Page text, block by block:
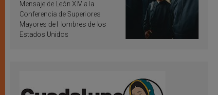
Mensaje de León XIV a la
Conferencia de Superiores
Mayores de Hombres de los
Estados Unidos